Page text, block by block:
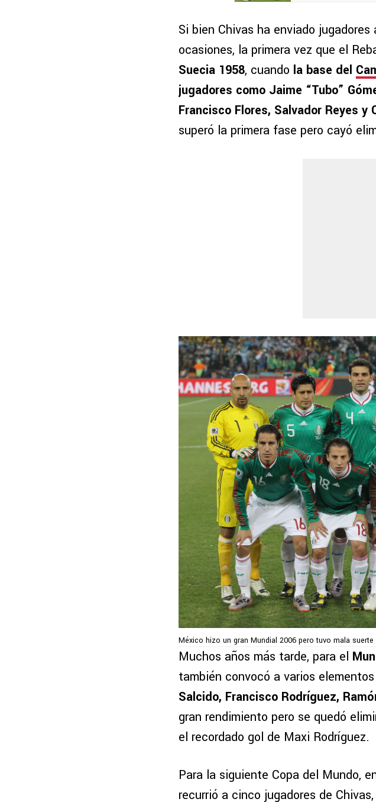
Si bien Chivas ha enviado
ocasiones, la primera vez que el
Suecia 1958, cuando la base del
jugadores como Jaime “Tubo”
Francisco Flores, Salvador Reyes y
superó la primera fase pero cayó
México hizo un gran Mundial 2006 pero tuvo mala
Muchos años más tarde, para el
también convocó a varios
Salcido, Francisco Rodríguez,
gran rendimiento pero se quedó
el recordado gol de Maxi Rodríguez.
Para la siguiente Copa del Mundo,
recurrió a cinco jugadores de